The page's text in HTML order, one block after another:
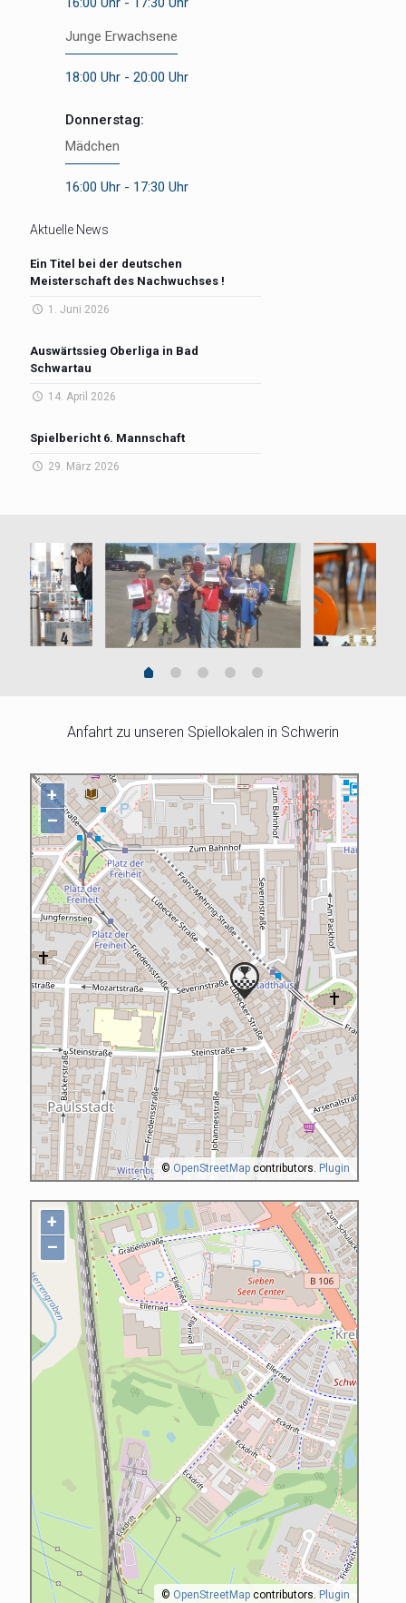
Junge Erwachsene
18:00 Uhr - 20:00 Uhr
Donnerstag:
Mädchen
16:00 Uhr - 17:30 Uhr
Aktuelle News
Ein Titel bei der deutschen
Meisterschaft des Nachwuchses !
1. Juni 2026
Auswärtssieg Oberliga in Bad
Schwartau
14. April 2026
Spielbericht 6. Mannschaft
29. März 2026
Anfahrt zu unseren Spiellokalen in Schwerin
+
–
©OpenStreetMapcontributors. Plugin
+
–
© OpenStreetMapcontributors. Plugin